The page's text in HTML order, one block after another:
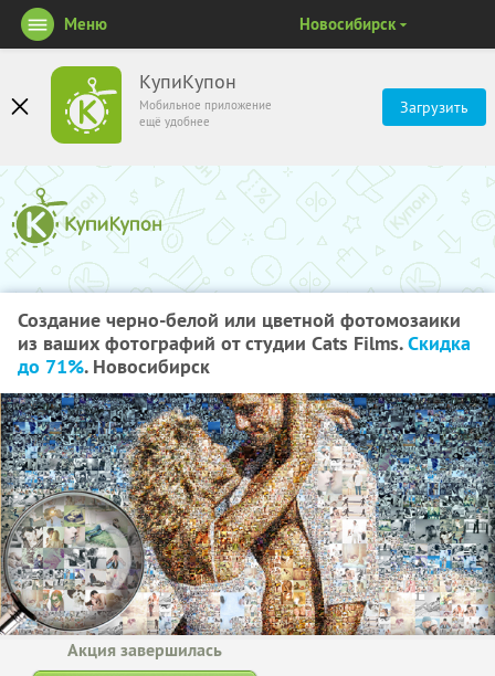
КупиКупон
Мобильное приложение
ещё удобнее
Загрузить
Меню Новосибирск
Создание черно-белой или цветной фотомозаики
из ваших фотографий от студии Cats Films.Скидка
до 71%. Новосибирск
Акция завершилась